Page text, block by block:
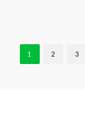
1 2 3